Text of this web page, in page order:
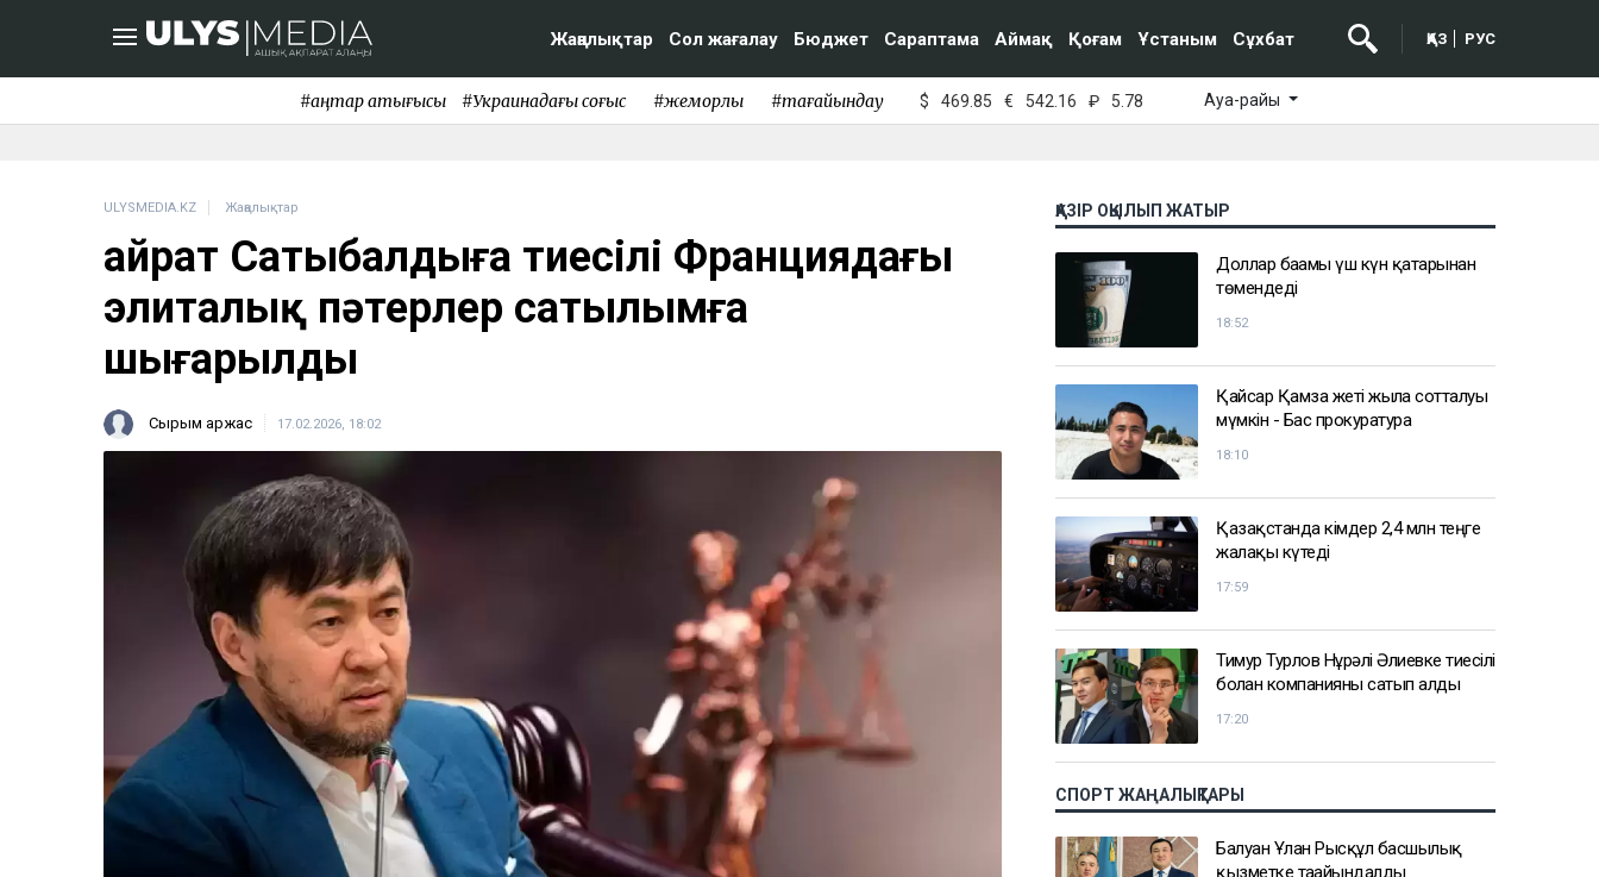
Жаңалықтар Сол жағалау Бюджет Сараптама Аймақ Қоғам Ұстаным Сұхбат ҚАЗ РУС
#қаңтар қақтығысы #Украинадағы соғыс #жемқорлық #тағайындау $ 469.85 € 542.16 ₽ 5.78 Ауа-райы
ULYSMEDIA.KZ Жаңалықтар
Қайрат Сатыбалдыға тиесілі Франциядағы
элиталық пәтерлер сатылымға
шығарылды
Сырым Қаржас 17.02.2026, 18:02
ҚАЗІР ОҚЫЛЫП ЖАТЫР
Доллар бағамы үш күн қатарынан
төмендеді
18:52
Қайсар Қамза жеті жылға сотталуы
мүмкін - Бас прокуратура
18:10
Қазақстанда кімдер 2,4 млн теңге
жалақы күтеді
17:59
Тимур Турлов Нұрәлі Әлиевке тиесілі
болған компанияны сатып алды
17:20
СПОРТ ЖАҢАЛЫҚТАРЫ
Балуан Ұлан Рысқұл басшылық
қызметке тағайындалды